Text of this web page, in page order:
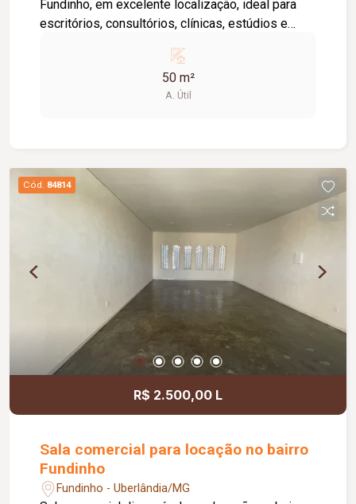
Fundinho, em excelente localização, ideal para
escritórios, consultórios, clínicas, estúdios e
aproximadamente 50 m², forro em gesso, copa,
ponto de água, interfone e acesso por senha,
oferecendo praticidade e funcionalidade para o
banheiros feminino e masculino com
acessibilidade, controle de acesso facial, água
inclusa no condomínio, zelador e limpeza das
áreas comuns, copa, DML (Depósito de Material
de Limpeza), sistema de ronda, alarme, câmeras
de segurança e internet disponível. Como
diferencial, existe a possibilidade de ampliação
da área da sala, conforme a necessidade do
locatário. Entre em contato para mais
informações e agende uma visita.
50 m²
A. Útil
Cód. 84814
R$ 2.500,00 L
Sala comercial para locação no bairro
Fundinho
Fundinho - Uberlândia/MG